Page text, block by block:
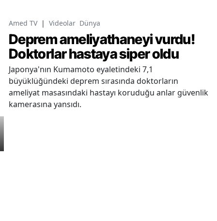
Amed TV | Videolar Dünya
Deprem ameliyathaneyi vurdu!
Doktorlar hastaya siper oldu
Japonya'nın Kumamoto eyaletindeki 7,1
büyüklüğündeki deprem sırasında doktorların
ameliyat masasındaki hastayı koruduğu anlar güvenlik
kamerasına yansıdı.